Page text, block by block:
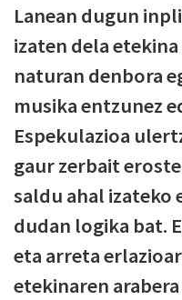
Lanean dugun
izaten dela
naturan denbora
musika entzunez
Espekulazioa
gaur zerbait
saldu ahal izateko
dudan logika bat.
eta arreta
etekinaren